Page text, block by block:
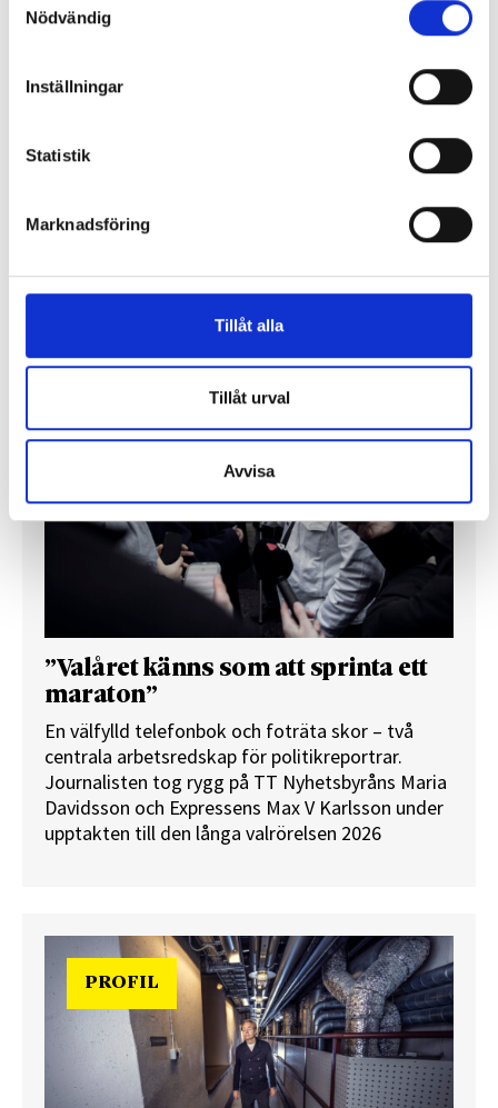
Nödvändig
Inställningar
Statistik
Marknadsföring
Tillåt alla
Tillåt urval
Avvisa
Enorma skillnader mellan
Så mycket tjänar dagspresscheferna
”Valåret känns som att sprinta ett
maraton”
En välfylld telefonbok och foträta skor – två
centrala arbetsredskap för politikreportrar.
Journalisten tog rygg på TT Nyhetsbyråns Maria
Davidsson och Expressens Max V Karlsson under
upptakten till den långa valrörelsen 2026
PROFIL